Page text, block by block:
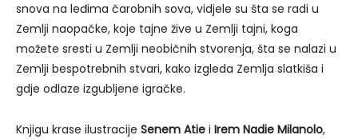
snova na leđima čarobnih sova, vidjele su šta se radi u
Zemlji naopačke, koje tajne žive u Zemlji tajni, koga
možete sresti u Zemlji neobičnih stvorenja, šta se nalazi u
Zemlji bespotrebnih stvari, kako izgleda Zemlja slatkiša i
gdje odlaze izgubljene igračke.
Knjigu krase ilustracije Senem Atie i Irem Nadie Milanolo,